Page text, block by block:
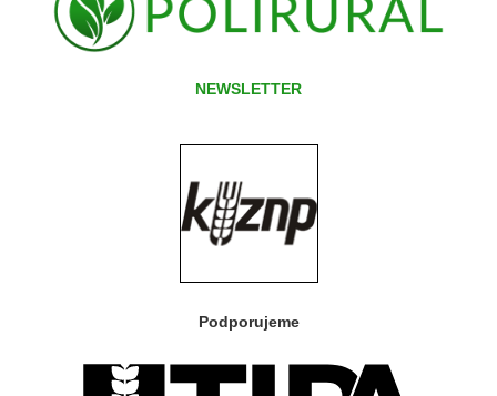
NEWSLETTER
Podporujeme